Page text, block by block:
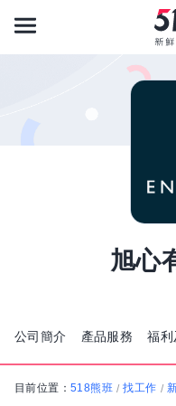
旭心
公司簡介 產品服務 福利
目前位置： 518熊班 / 找工作 /